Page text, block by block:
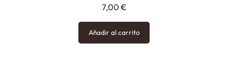
7,00 €
Añadir al carrito